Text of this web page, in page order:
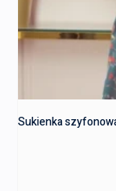
Sukienka